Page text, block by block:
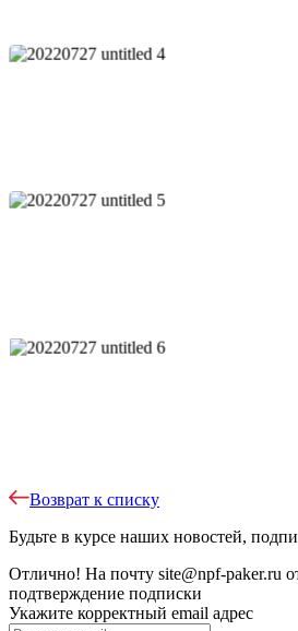
Возврат к списку
Будьте в курсе наших новостей,
Отлично! На почту site@npf-paker.ru
подтверждение подписки
Укажите корректный email адрес